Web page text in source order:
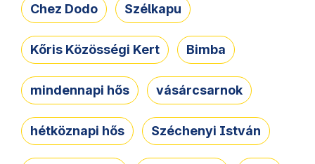
Chez Dodo Szélkapu
Kőris Közösségi Kert Bimba
mindennapi hős vásárcsarnok
hétköznapi hős Széchenyi István